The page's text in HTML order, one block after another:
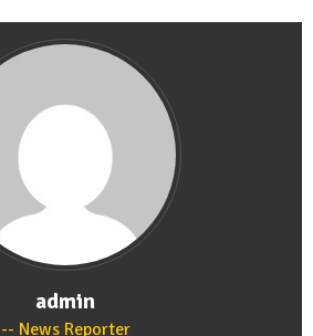
admin
News Reporter